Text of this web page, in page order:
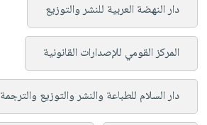
دار النهضة العربية للنشر والتوزيع
المركز القومي للإصدارات القانونية
دار السلام للطباعة والنشر والتوزيع والترجمة